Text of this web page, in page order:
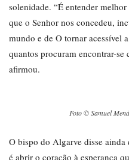
solenidade. “É entender
que o Senhor nos concedeu,
mundo e de O tornar acessível
quantos procuram encontrar-se
afirmou.
Foto © Samuel
O bispo do Algarve disse ainda
é abrir o coração à esperança